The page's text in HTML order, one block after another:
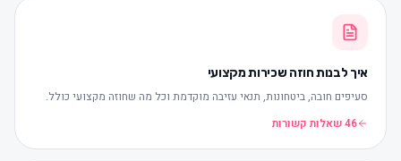
איך לבנות חוזה שכירות מקצועי
סעיפים חובה, ביטחונות, תנאי עזיבה מוקדמת וכל מה שחוזה מקצועי כולל.
46 שאלות קשורות